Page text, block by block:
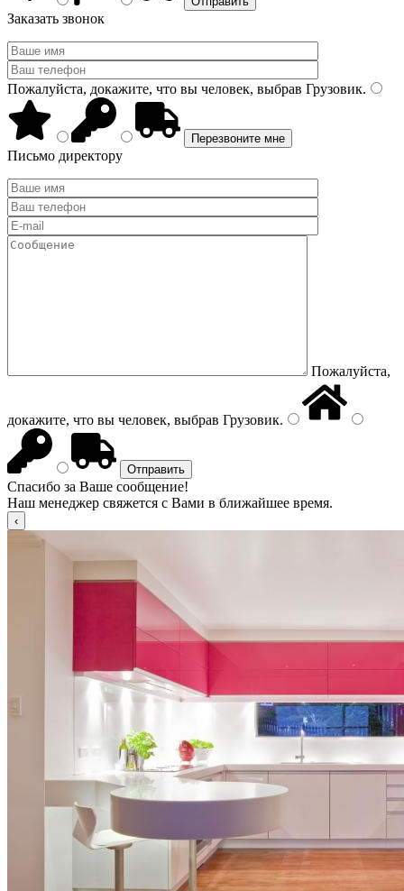
Заказать звонок
Пожалуйста, докажите, что вы человек, выбрав Грузовик.
Письмо директору
Пожалуйста,
докажите, что вы человек, выбрав Грузовик.
Спасибо за Ваше сообщение!
Наш менеджер свяжется с Вами в ближайшее время.